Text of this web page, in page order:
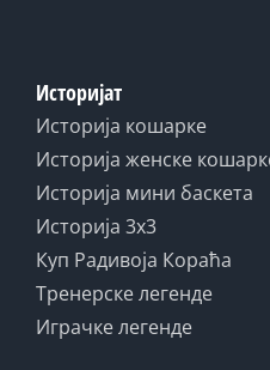
Историјат
Историја кошарке
Историја женске
Историја мини баскета
Историја 3x3
Куп Радивоја Кораћа
Тренерске легенде
Играчке легенде